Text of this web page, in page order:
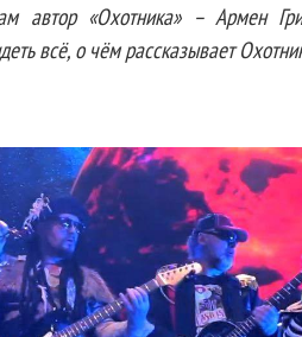
автор «Охотника» – Армен
всё, о чём рассказывает